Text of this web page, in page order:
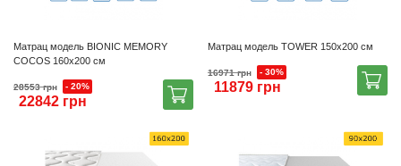
Матрац модель BIONIC MEMORY
COCOS 160х200 см
28553 грн - 20%
22842 грн
Матрац модель TOWER 150х200 см
16971 грн - 30%
11879 грн